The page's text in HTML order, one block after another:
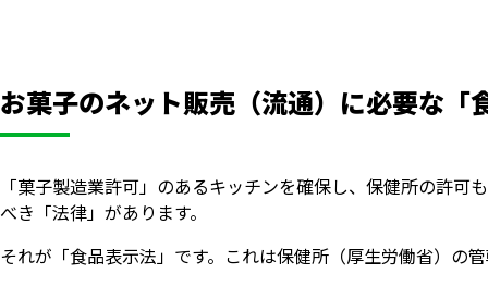
お菓子のネット販売（流通）に必要な「
「菓子製造業許可」のあるキッチンを確保し、保健所の許
べき「法律」があります。
それが「食品表示法」です。これは保健所（厚生労働省）の